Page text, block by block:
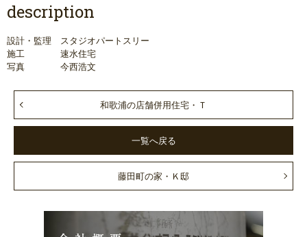
description
設計・監理 スタジオパートスリー
施工 速水住宅
写真 今西浩文
和歌浦の店舗併用住宅・Ｔ
一覧へ戻る
藤田町の家・Ｋ邸